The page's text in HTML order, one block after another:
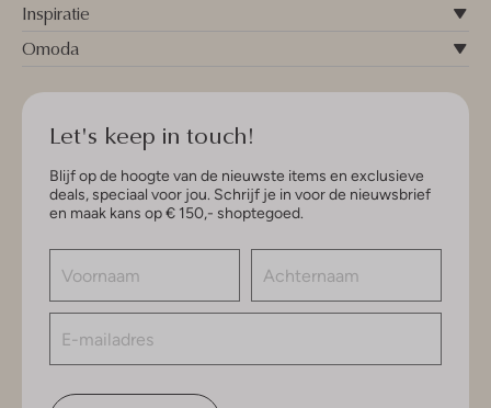
Inspiratie
Omoda
Let's keep in touch!
Blijf op de hoogte van de nieuwste items en exclusieve
deals, speciaal voor jou. Schrijf je in voor de nieuwsbrief
en maak kans op € 150,- shoptegoed.